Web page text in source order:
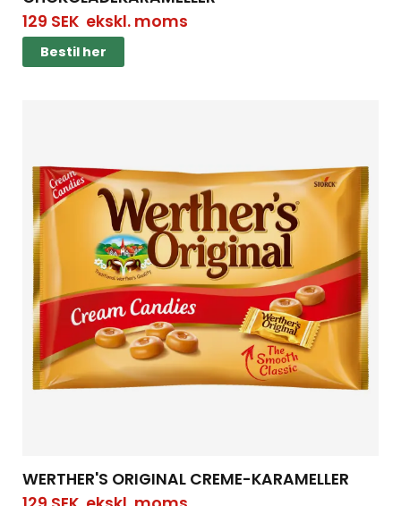
129 SEKekskl. moms
Bestil her
WERTHER'S ORIGINAL CREME-KARAMELLER